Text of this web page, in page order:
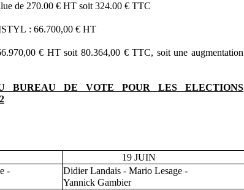
de 270.00 € HT soit 324.00 € TTC
: 66.700,00 € HT
€ HT soit 80.364,00 € TTC, soit une augmentation
BUREAU DE VOTE POUR LES ELECTIONS
19 JUIN
-
Didier Landais - Mario Lesage -
Yannick Gambier